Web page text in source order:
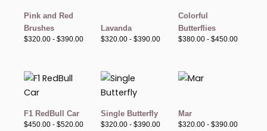
Pink and Red
Brushes
$320.00 - $390.00
$390.00Lavanda
$320.00 - $390.00
$320.00
$390.00
Colorful
Butterflies
$380.00 - $450.00
F1 RedBull Car
$450.00 - $520.00
Rango
precios:
$450.00
$520.00
Single Butterfly
$320.00 - $390.00
Rango
$320.00
$390.00
Mar
$320.00 - $390.00$390.00